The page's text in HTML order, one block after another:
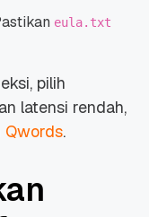
eula.txt
pilih
latensi rendah,
Qwords.